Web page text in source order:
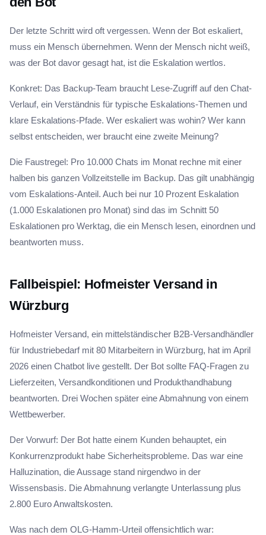
Der letzte Schritt wird oft vergessen. Wenn der Bot eskaliert,
muss ein Mensch übernehmen. Wenn der Mensch nicht weiß,
was der Bot davor gesagt hat, ist die Eskalation wertlos.
Konkret: Das Backup-Team braucht Lese-Zugriff auf den Chat-
Verlauf, ein Verständnis für typische Eskalations-Themen und
klare Eskalations-Pfade. Wer eskaliert was wohin? Wer kann
selbst entscheiden, wer braucht eine zweite Meinung?
Die Faustregel: Pro 10.000 Chats im Monat rechne mit einer
halben bis ganzen Vollzeitstelle im Backup. Das gilt unabhängig
vom Eskalations-Anteil. Auch bei nur 10 Prozent Eskalation
(1.000 Eskalationen pro Monat) sind das im Schnitt 50
Eskalationen pro Werktag, die ein Mensch lesen, einordnen und
beantworten muss.
Fallbeispiel: Hofmeister Versand in
Würzburg
Hofmeister Versand, ein mittelständischer B2B-Versandhändler
für Industriebedarf mit 80 Mitarbeitern in Würzburg, hat im April
2026 einen Chatbot live gestellt. Der Bot sollte FAQ-Fragen zu
Lieferzeiten, Versandkonditionen und Produkthandhabung
beantworten. Drei Wochen später eine Abmahnung von einem
Wettbewerber.
Der Vorwurf: Der Bot hatte einem Kunden behauptet, ein
Konkurrenzprodukt habe Sicherheitsprobleme. Das war eine
Halluzination, die Aussage stand nirgendwo in der
Wissensbasis. Die Abmahnung verlangte Unterlassung plus
2.800 Euro Anwaltskosten.
Was nach dem OLG-Hamm-Urteil offensichtlich war: